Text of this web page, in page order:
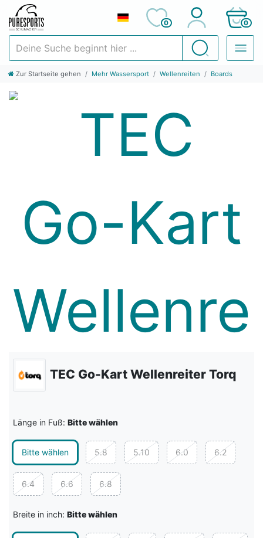
Suchen
0 0
Zur Startseite gehen Mehr Wassersport Wellenreiten Boards
TEC Go-Kart Wellenreiter Torq
Länge in Fuß: Bitte wählen
Bitte wählen 5.8 5.10 6.0 6.2
6.4 6.6 6.8
Breite in inch: Bitte wählen